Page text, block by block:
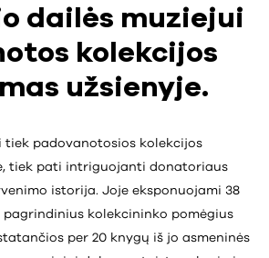
dailės muziejui
kolekcijos
užsienyje.
tiek padovanotosios kolekcijos
tiek pati intriguojanti donatoriaus
istorija. Joje eksponuojami 38
kolekcininko pomėgius
per 20 knygų iš jo asmeninės